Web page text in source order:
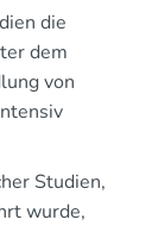
die
dem
von
Studien,
wurde,